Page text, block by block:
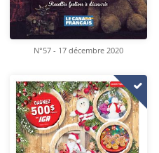
N°57 - 17 décembre 2020